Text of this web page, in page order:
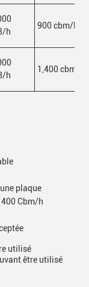
h
900 cbm/h
h
1,400 cbm/h
plaque
Cbm/h
utilisé
être utilisé